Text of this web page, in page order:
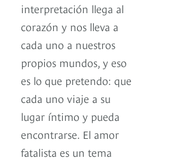
interpretación llega al
corazón y nos lleva a
cada uno a nuestros
propios mundos, y eso
es lo que pretendo: que
cada uno viaje a su
lugar íntimo y pueda
encontrarse. El amor
fatalista es un tema